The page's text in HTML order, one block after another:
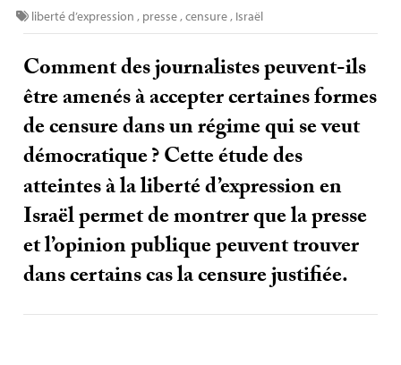
liberté d’expression , presse,censure, Israël
Comment des journalistes peuvent-ils
être amenés à accepter certaines formes
de censure dans un régime qui se veut
démocratique? Cette étude des
atteintes à la liberté d’expression en
Israël permet de montrer que la presse
et l’opinion publique peuvent trouver
dans certains cas la censure justifiée.